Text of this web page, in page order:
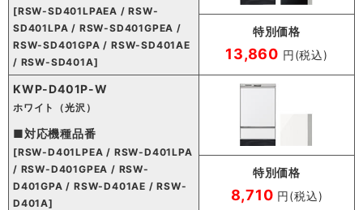
[RSW-SD401LPAEA / RSW-
SD401LPA / RSW-SD401GPEA /
RSW-SD401GPA / RSW-SD401AE
/ RSW-SD401A]
特別価格
13,860 円(税込)
KWP-D401P-W
ホワイト（光沢）
■対応機種品番
[RSW-D401LPEA / RSW-D401LPA
/ RSW-D401GPEA / RSW-
D401GPA / RSW-D401AE / RSW-
D401A]
特別価格
8,710 円(税込)